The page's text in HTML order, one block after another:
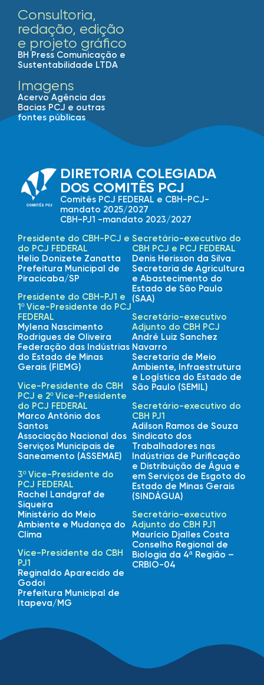
Consultoria,
redação, edição
e projeto gráfico
BH Press Comunicação e
Sustentabilidade LTDA
Imagens
Acervo Agência das
Bacias PCJ e outras
fontes públicas
DIRETORIA COLEGIADA
DOS COMITÊS PCJ
Comitês PCJ FEDERAL e CBH-PCJ-
mandato 2025/2027
CBH-PJ1 -mandato 2023/2027
Presidente do CBH-PCJ e
do PCJ FEDERAL
Helio Donizete Zanatta
Prefeitura Municipal de
Piracicaba/SP
Presidente do CBH-PJ1 e
1º Vice-Presidente do PCJ
FEDERAL
Mylena Nascimento
Rodrigues de Oliveira
Federação das Indústrias
do Estado de Minas
Gerais (FIEMG)
Vice-Presidente do CBH
PCJ e 2º Vice-Presidente
do PCJ FEDERAL
Marco Antônio dos
Santos
Associação Nacional dos
Serviços Municipais de
Saneamento (ASSEMAE)
3º Vice-Presidente do
PCJ FEDERAL
Rachel Landgraf de
Siqueira
Ministério do Meio
Ambiente e Mudança do
Clima
Vice-Presidente do CBH
PJ1
Reginaldo Aparecido de
Godoi
Prefeitura Municipal de
Itapeva/MG
Secretário-executivo do
CBH PCJ e PCJ FEDERAL
Denis Herisson da Silva
Secretaria de Agricultura
e Abastecimento do
Estado de São Paulo
(SAA)
Secretário-executivo
Adjunto do CBH PCJ
André Luiz Sanchez
Navarro
Secretaria de Meio
Ambiente, Infraestrutura
e Logística do Estado de
São Paulo (SEMIL)
Secretário-executivo do
CBH PJ1
Adilson Ramos de Souza
Sindicato dos
Trabalhadores nas
Indústrias de Purificação
e Distribuição de Água e
em Serviços de Esgoto do
Estado de Minas Gerais
(SINDÁGUA)
Secretário-executivo
Adjunto do CBH PJ1
Maurício Djalles Costa
Conselho Regional de
Biologia da 4ª Região –
CRBIO-04